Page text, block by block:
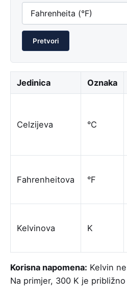
Pretvori
Jedinica Oznaka
Celzijeva °C
Fahrenheitova °F
Kelvinova K
Korisna napomena: Kelvin
Na primjer, 300 K je približno